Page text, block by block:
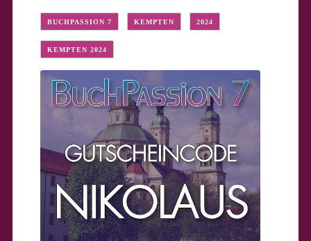
BUCHPASSION 7 KEMPTEN 2024
KEMPTEN 2024